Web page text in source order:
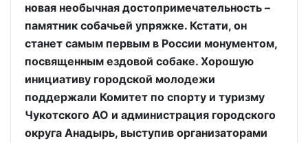
новая необычная достопримечательность –
памятник собачьей упряжке. Кстати, он
станет самым первым в России монументом,
посвященным ездовой собаке. Хорошую
инициативу городской молодежи
поддержали Комитет по спорту и туризму
Чукотского АО и администрация городского
округа Анадырь, выступив организаторами